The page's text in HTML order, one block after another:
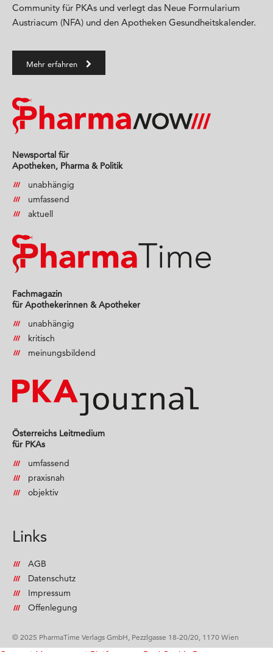
Community für PKAs und verlegt das Neue Formularium
Austriacum (NFA) und den Apotheken Gesundheitskalender.
Mehr erfahren
Newsportal für
Apotheken, Pharma & Politik
unabhängig
umfassend
aktuell
Fachmagazin
für Apothekerinnen & Apotheker
unabhängig
kritisch
meinungsbildend
Österreichs Leitmedium
für PKAs
umfassend
praxisnah
objektiv
Links
AGB
Datenschutz
Impressum
Offenlegung
© 2025 PharmaTime Verlags GmbH, Pezzlgasse 18-20/20, 1170 Wien